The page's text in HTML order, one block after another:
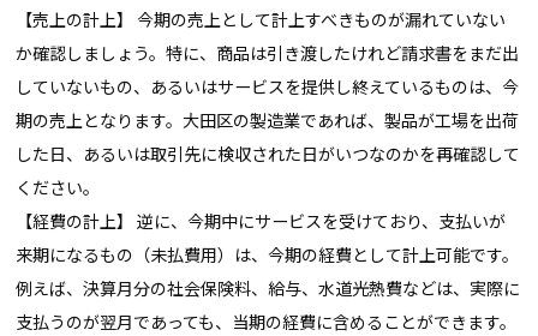
【売上の計上】 今期の売上として計上すべきものが漏れていない
か確認しましょう。特に、商品は引き渡したけれど請求書をまだ出
していないもの、あるいはサービスを提供し終えているものは、今
期の売上となります。大田区の製造業であれば、製品が工場を出荷
した日、あるいは取引先に検収された日がいつなのかを再確認して
ください。
【経費の計上】 逆に、今期中にサービスを受けており、支払いが
来期になるもの（未払費用）は、今期の経費として計上可能です。
例えば、決算月分の社会保険料、給与、水道光熱費などは、実際に
支払うのが翌月であっても、当期の経費に含めることができます。